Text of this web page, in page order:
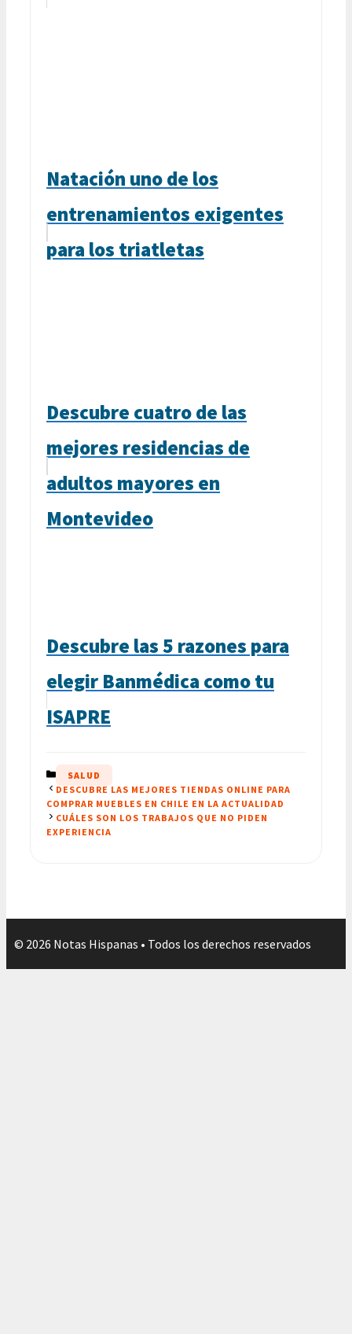
Natación uno de los
entrenamientos exigentes
para los triatletas
Descubre cuatro de las
mejores residencias de
adultos mayores en
Montevideo
Descubre las 5 razones para
elegir Banmédica como tu
ISAPRE
CATEGORÍAS
SALUD
DESCUBRE LAS MEJORES TIENDAS ONLINE PARA
COMPRAR MUEBLES EN CHILE EN LA ACTUALIDAD
CUÁLES SON LOS TRABAJOS QUE NO PIDEN
EXPERIENCIA
© 2026 Notas Hispanas • Todos los derechos reservados